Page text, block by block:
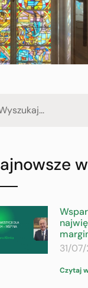
31/
Czytaj